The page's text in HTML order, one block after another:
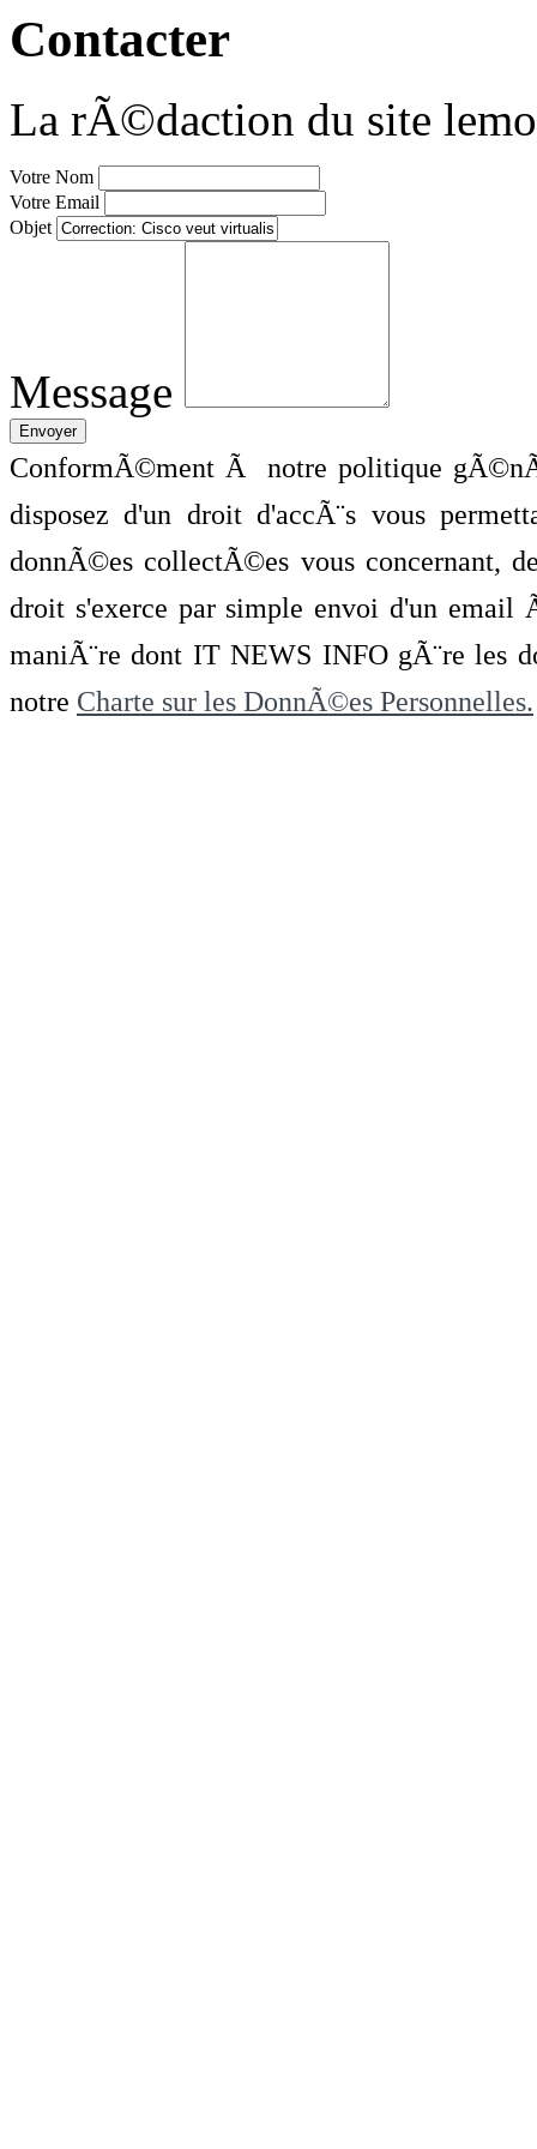
Contacter
La rÃ©daction du site
Votre Nom
Votre Email
Objet
Message
ConformÃ©ment Ã notre politique
disposez d'un droit d'accÃ¨s vous
donnÃ©es collectÃ©es vous concernant,
droit s'exerce par simple envoi d'un
maniÃ¨re dont IT NEWS INFO gÃ¨re les
notre Charte sur les DonnÃ©es Personnelles.